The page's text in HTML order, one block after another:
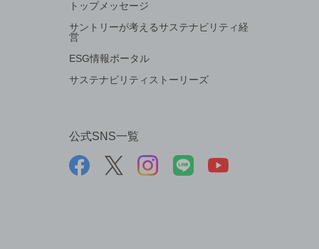
トップメッセージ
サントリーが考えるサステナビリティ経
営
ESG情報ポータル
サステナビリティストーリーズ
公式SNS一覧